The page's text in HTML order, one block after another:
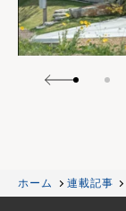
ホーム 連載記事